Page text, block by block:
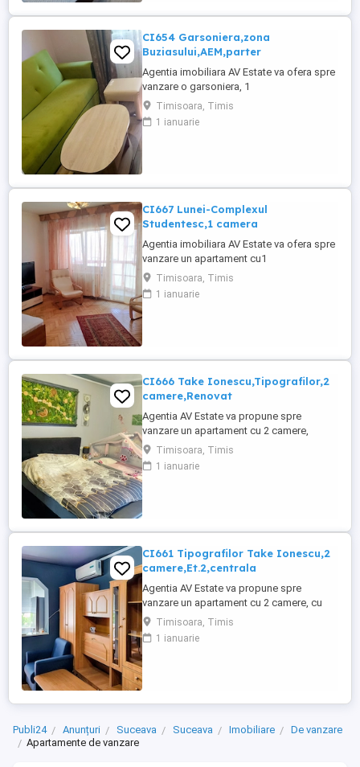
Compartimentarea ...
CI654 Garsoniera,zona
Buziasului,AEM,parter
Agentia imobiliara AV Estate va ofera spre
vanzare o garsoniera, 1
camera,Renovata,avand suprafata utila de
13mp, situata Parter intr-un imobil in regim
de inaltime P+4E, in zona Buziasilui,AEM,in
Timisoara, Timis
1 ianuarie
CI667 Lunei-Complexul
Studentesc,1 camera
Agentia imobiliara AV Estate va ofera spre
vanzare un apartament cu1
camera,Decomandat,avand suprafata
utila de 37 mp+ balcon de 3mp,, este
situat laEt.6 intr-un imobil in regim de
model mare,total ...
Timisoara, Timis
1 ianuarie
CI666 Take Ionescu,Tipografilor,2
camere,Renovat
Agentia AV Estate va propune spre
vanzare un apartament cu 2 camere,
complet RENOVAT si UTILAT, cu
suprafata utila de 47 mp, situat la Et.2 din
2,, in zona Tipografilor,langa Take
Timisoara, Timis
1 ianuarie
CI661 Tipografilor Take Ionescu,2
camere,Et.2,centrala
Agentia AV Estate va propune spre
vanzare un apartament cu 2 camere, cu
suprafata utila de 40 mp, situat la Etajul 2
din 4,in zona Tipografilor,linga Take
Ionescu,aproape de Vivalia,Isho si
Este ...
Timisoara, Timis
1 ianuarie
Publi24 Anunțuri Suceava Suceava Imobiliare
De vanzare
Apartamente de vanzare